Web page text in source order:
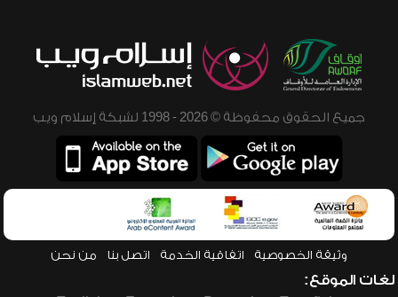
جميع الحقوق محفوظة © 2026 - 1998 لشبكة إسلام ويب
وثيقة الخصوصية اتفاقية الخدمة اتصل بنا من نحن
لغات الموقع: